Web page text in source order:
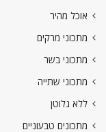
אוכל מהיר
מתכוני מרקים
מתכוני בשר
מתכוני שתייה
ללא גלוטן
מתכונים טבעוניים